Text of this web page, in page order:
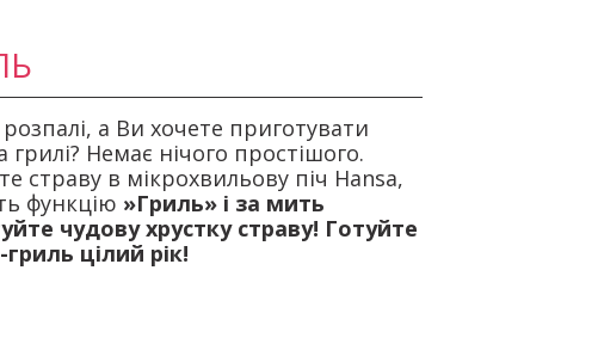
а Ви хочете приготувати
грилі? Немає нічого простішого.
страву в мікрохвильову піч Hansa,
функцію »Гриль» і за мить
чудову хрустку страву! Готуйте
цілий рік!